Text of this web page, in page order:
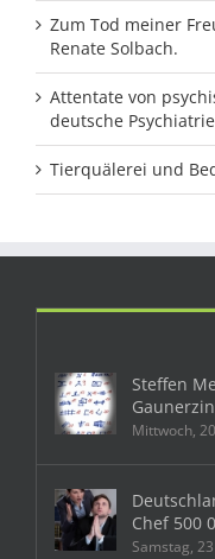
Zum Tod meiner
Renate Solbach.
Attentate von
deutsche
Tierquälerei und
Steffen
Mittwoch,
Chef 500
Samstag,